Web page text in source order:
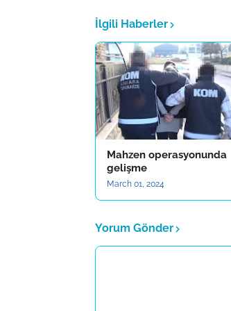
İlgili Haberler
Mahzen operasyonunda
gelişme
March 01, 2024
Yorum Gönder